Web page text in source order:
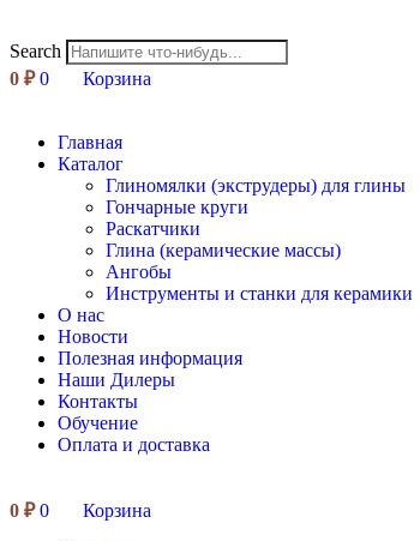
Search
0 ₽ 0 Корзина
Главная
Каталог
Глиномялки (экструдеры) для глины
Гончарные круги
Раскатчики
Глина (керамические массы)
Ангобы
Инструменты и станки для керамики
О нас
Новости
Полезная информация
Наши Дилеры
Контакты
Обучение
Оплата и доставка
0 ₽ 0 Корзина